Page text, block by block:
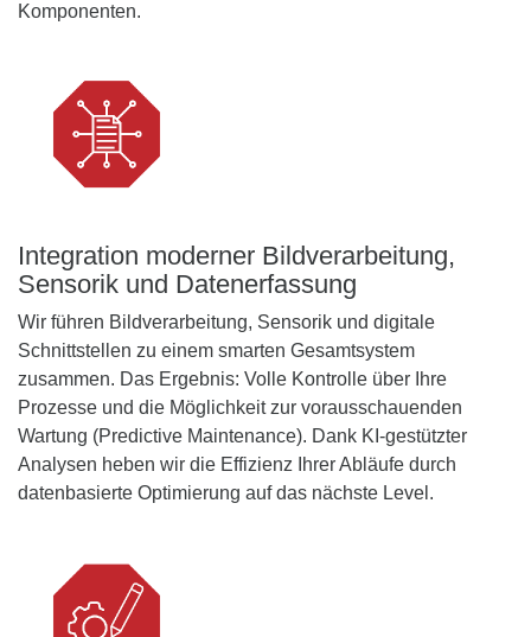
Komponenten.
Integration moderner Bildverarbeitung,
Sensorik und Datenerfassung
Wir führen Bildverarbeitung, Sensorik und digitale
Schnittstellen zu einem smarten Gesamtsystem
zusammen. Das Ergebnis: Volle Kontrolle über Ihre
Prozesse und die Möglichkeit zur vorausschauenden
Wartung (Predictive Maintenance). Dank KI-gestützter
Analysen heben wir die Effizienz Ihrer Abläufe durch
datenbasierte Optimierung auf das nächste Level.